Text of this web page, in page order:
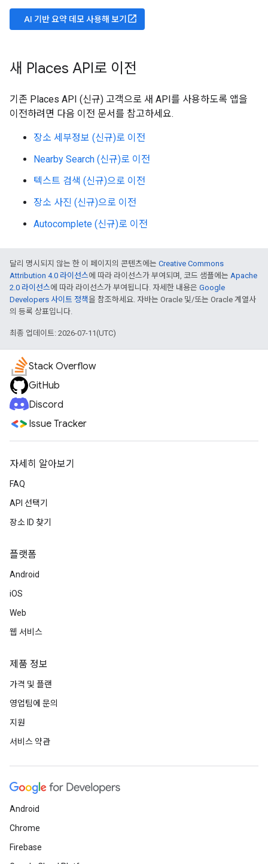
AI 기반 요약 데모 사용해 보기 open_in_new
새 Places API로 이전
기존 Places API (신규) 고객으로 새 API를 사용하도록 앱을
이전하려면 다음 이전 문서를 참고하세요.
장소 세부정보 (신규)로 이전
Nearby Search (신규)로 이전
텍스트 검색 (신규)으로 이전
장소 사진 (신규)으로 이전
Autocomplete (신규)로 이전
달리 명시되지 않는 한 이 페이지의 콘텐츠에는 Creative Commons
Attribution 4.0 라이선스에 따라 라이선스가 부여되며, 코드 샘플에는 Apache
2.0 라이선스에 따라 라이선스가 부여됩니다. 자세한 내용은 Google
Developers 사이트 정책을 참조하세요. 자바는 Oracle 및/또는 Oracle 계열사
의 등록 상표입니다.
최종 업데이트: 2026-07-11(UTC)
Stack Overflow
GitHub
Discord
Issue Tracker
자세히 알아보기
FAQ
API 선택기
장소 ID 찾기
플랫폼
Android
iOS
Web
웹 서비스
제품 정보
가격 및 플랜
영업팀에 문의
지원
서비스 약관
Android
Chrome
Firebase